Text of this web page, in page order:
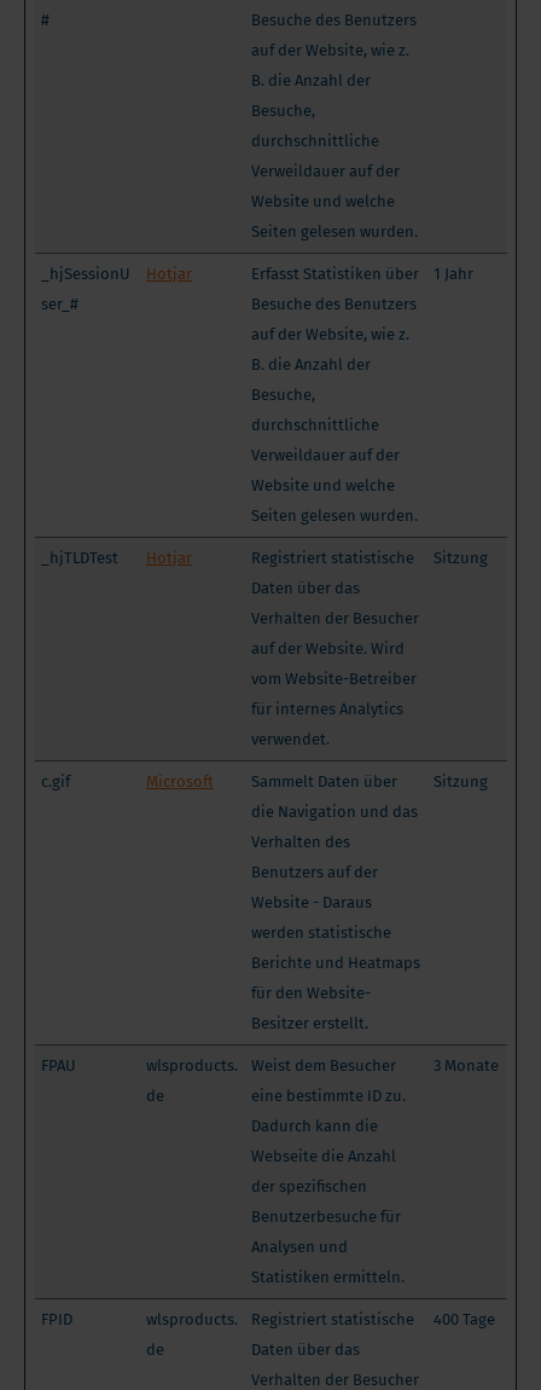
#
Besuche des Benutzers
auf der Website, wie z.
B. die Anzahl der
Besuche,
durchschnittliche
Verweildauer auf der
Website und welche
Seiten gelesen wurden.
_hjSessionU
ser_#
Hotjar
Erfasst Statistiken über
Besuche des Benutzers
auf der Website, wie z.
B. die Anzahl der
Besuche,
durchschnittliche
Verweildauer auf der
Website und welche
Seiten gelesen wurden.
1 Jahr
_hjTLDTest Hotjar
Registriert statistische
Daten über das
Verhalten der Besucher
auf der Website. Wird
vom Website-Betreiber
für internes Analytics
verwendet.
Sitzung
c.gif Microsoft
Sammelt Daten über
die Navigation und das
Verhalten des
Benutzers auf der
Website - Daraus
werden statistische
Berichte und Heatmaps
für den Website-
Besitzer erstellt.
Sitzung
FPAU
wlsproducts.
de
Weist dem Besucher
eine bestimmte ID zu.
Dadurch kann die
Webseite die Anzahl
der spezifischen
Benutzerbesuche für
Analysen und
Statistiken ermitteln.
3 Monate
FPID
wlsproducts.
de
Registriert statistische
Daten über das
Verhalten der Besucher
400 Tage